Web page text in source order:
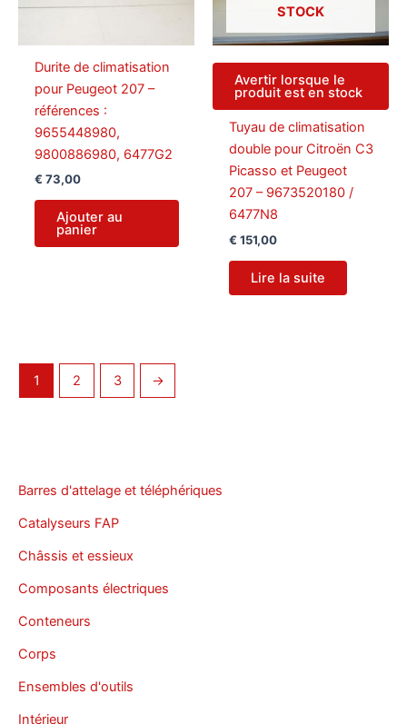
Barres d'attelage et téléphériques
Catalyseurs FAP
Châssis et essieux
Composants électriques
Conteneurs
Corps
Ensembles d'outils
Intérieur
Durite de climatisation
pour Peugeot 207 –
références :
9655448980,
9800886980, 6477G2
€ 73,00
Ajouter au
panier
STOCK
Avertir lorsque le
produit est en stock
Tuyau de climatisation
double pour Citroën C3
Picasso et Peugeot
207 – 9673520180 /
6477N8
€ 151,00
Lire la suite
1 2 3 →